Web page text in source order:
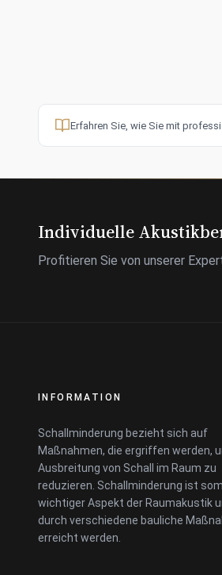
Erfahren Sie, wie Sie mit
Individuelle
Profitieren Sie von unserer
INFORMATION
Schallminderung bezieht sich auf
Maßnahmen, die ergriffen werden,
Ausbreitung von Schall im Raum zu
reduzieren. Schallminderung ist
wichtiger Aspekt der Raumakustik
durch verschiedene bauliche
erreicht werden.